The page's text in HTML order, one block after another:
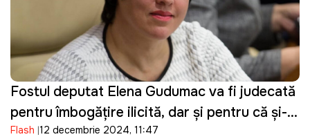
Fostul deputat Elena Gudumac va fi judecată
pentru îmbogățire ilicită, dar și pentru că și-
ar fi ascuns averea
Flash 12 decembrie 2024, 11:47